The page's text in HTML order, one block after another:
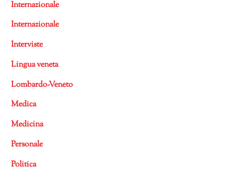
Internazionale
Internazionale
Interviste
Lingua veneta
Lombardo-Veneto
Medica
Medicina
Personale
Politica